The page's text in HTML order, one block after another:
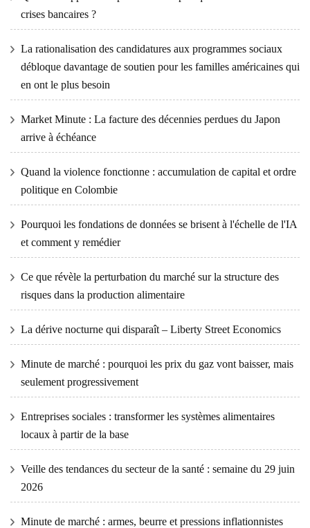
crises bancaires ?
La rationalisation des candidatures aux programmes sociaux
débloque davantage de soutien pour les familles américaines qui
en ont le plus besoin
Market Minute : La facture des décennies perdues du Japon
arrive à échéance
Quand la violence fonctionne : accumulation de capital et ordre
politique en Colombie
Pourquoi les fondations de données se brisent à l'échelle de l'IA
et comment y remédier
Ce que révèle la perturbation du marché sur la structure des
risques dans la production alimentaire
La dérive nocturne qui disparaît – Liberty Street Economics
Minute de marché : pourquoi les prix du gaz vont baisser, mais
seulement progressivement
Entreprises sociales : transformer les systèmes alimentaires
locaux à partir de la base
Veille des tendances du secteur de la santé : semaine du 29 juin
2026
Minute de marché : armes, beurre et pressions inflationnistes